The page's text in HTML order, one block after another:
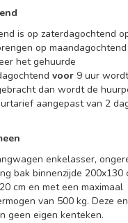
is op zaterdagochtend
op maandagochtend
het gehuurde
voor 9 uur wordt
dan wordt de
aangepast van 2
enkelasser,
bak binnenzijde 200x130
cm en met een maximaal
van 500 kg. Deze
geen eigen kenteken.